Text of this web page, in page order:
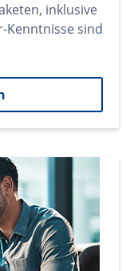
inklusive
Kenntnisse sind